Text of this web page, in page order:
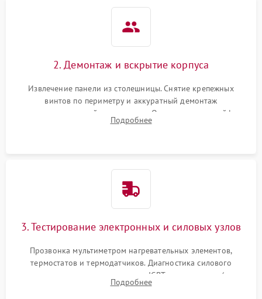
2. Демонтаж и вскрытие корпуса
Извлечение панели из столешницы. Снятие крепежных
винтов по периметру и аккуратный демонтаж
стеклокерамической поверхности. Отсоединение шлейфов
сенсорного блока для доступа к силовым платам, катушкам
Подробнее
3. Тестирование электронных и силовых узлов
Прозвонка мультиметром нагревательных элементов,
термостатов и термодатчиков. Диагностика силового
модуля, реле, диодных мостов и IGBT-транзисторов (для
индукции). Проверка кранов и газ-контроля (для газовых
Подробнее